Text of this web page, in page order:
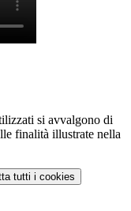
si avvalgono di
finalità illustrate nella
tutti i cookies